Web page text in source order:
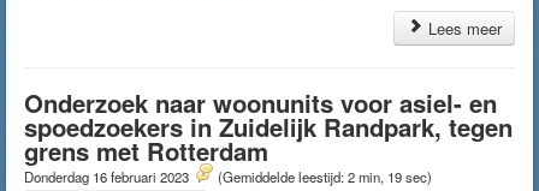
Lees meer
Onderzoek naar woonunits voor asiel- en
spoedzoekers in Zuidelijk Randpark, tegen
grens met Rotterdam
Donderdag 16 februari 2023 (Gemiddelde leestijd: 2 min, 19 sec)